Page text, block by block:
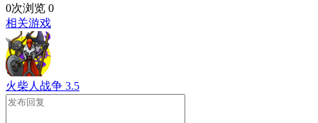
0次浏览 0
相关游戏
火柴人战争 3.5